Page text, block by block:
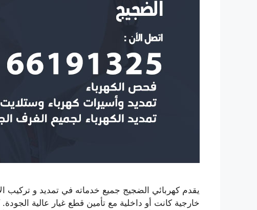
يقدم كهربائي الضجيج جميع خدماته في تمديد و تركيب
خارجية كانت أو داخلية مع تأمين قطع غيار عالية